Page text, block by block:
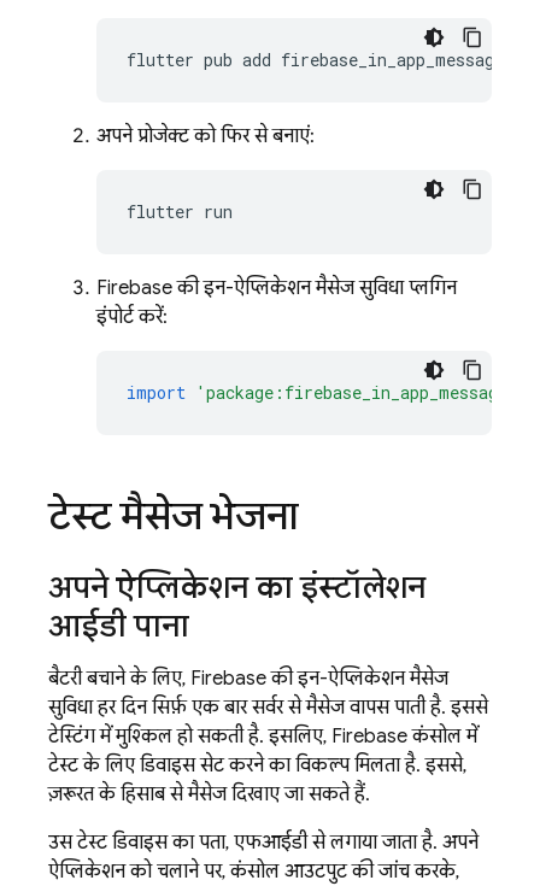
flutter pub add
अपने प्रोजेक्ट को फिर से बनाएं:
flutter
Firebase की इन-ऐप्लिकेशन मैसेज सुविधा प्लगिन
इंपोर्ट करें:
import
टेस्ट मैसेज भेजना
अपने ऐप्लिकेशन का इंस्टॉलेशन
आईडी पाना
बैटरी बचाने के लिए, Firebase की इन-ऐप्लिकेशन मैसेज
सुविधा हर दिन सिर्फ़ एक बार सर्वर से मैसेज वापस पाती है. इससे
टेस्टिंग में मुश्किल हो सकती है. इसलिए, Firebase कंसोल में
टेस्ट के लिए डिवाइस सेट करने का विकल्प मिलता है. इससे,
ज़रूरत के हिसाब से मैसेज दिखाए जा सकते हैं.
उस टेस्ट डिवाइस का पता, एफआईडी से लगाया जाता है. अपने
ऐप्लिकेशन को चलाने पर, कंसोल आउटपुट की जांच करके,